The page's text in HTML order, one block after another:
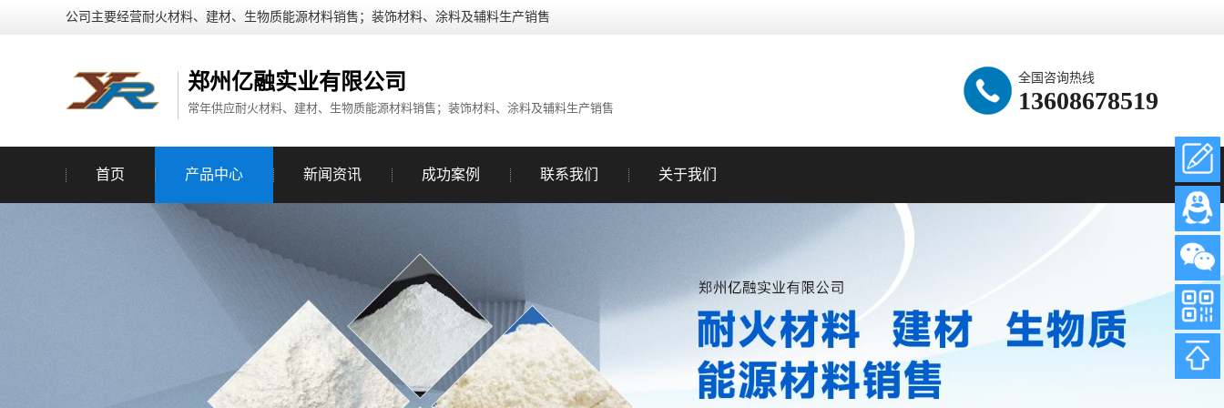
公司主要经营耐火材料、建材、生物质能源材料销售；装饰材料、涂料及辅料生产销售
郑州亿融实业有限公司
常年供应耐火材料、建材、生物质能源材料销售；装饰材料、涂料及辅料生产销售
全国咨询热线
13608678519
首页 产品中心 新闻资讯 成功案例 联系我们 关于我们